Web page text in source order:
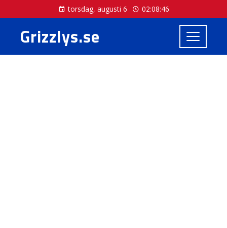
torsdag, augusti 6 02:08:47
Grizzlys.se